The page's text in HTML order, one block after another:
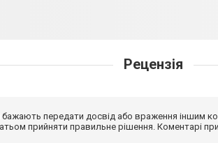
Рецензія
бажають передати досвід або враження іншим
прийняти правильне рішення. Коментарі